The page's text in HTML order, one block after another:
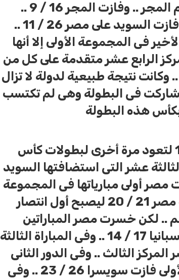
التالى كانت المباراة الثانية لمصر أمام المجر .. وفازت المجر 16 / 9 ..
وأمام السويد كانت المباراة الثالثة وفازت السويد على مصر 26 / 11 ..
فى المجموعة الأولى إلا أنها
الرابع عشر متقدمة على كل من
.. وكانت نتيجة طبيعية لدولة لا تزال
فى البطولة وهى لم تكتسب
بكأس هذه البطولة
وبعدها انتظرت مصر حتى عام 1993 لتعود مرة أخرى لبطولات كأس
عشر التى استضافتها السويد
10 مارس لعبت مصر أولى مبارياتها فى المجموعة
الأولى أمام تشيكوسلوفاكيا .. وفازت مصر 21 / 20 ليصبح أول انتصار
.. لكن خسرت مصر المباراتين
التاليتين .. فى المباراة الثانية فازت إسبانيا 17 / 14 .. وفى المباراة الثالثة
واحتلت مصر المركز الثالث .. وفى الدور الثانى
خسرت مصر مبارياتها الثلاثة .. فى الأولى فازت سويسرا 26 / 23 .. وفى